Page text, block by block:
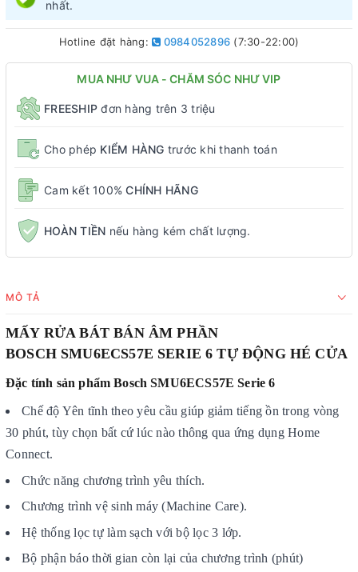
nhất.
Hotline đặt hàng: 0984052896 (7:30-22:00)
MUA NHƯ VUA - CHĂM SÓC NHƯ VIP
FREESHIP đơn hàng trên 3 triệu
Cho phép KIỂM HÀNG trước khi thanh toán
Cam kết 100% CHÍNH HÃNG
HOÀN TIỀN nếu hàng kém chất lượng.
MÔ TẢ
MẤY RỬA BÁT BÁN ÂM PHẦN
BOSCH SMU6ECS57E SERIE 6 TỰ ĐỘNG HÉ CỬA
Đặc tính sản phẩm Bosch SMU6ECS57E Serie 6
Chế độ Yên tĩnh theo yêu cầu giúp giảm tiếng ồn trong vòng
30 phút, tùy chọn bất cứ lúc nào thông qua ứng dụng Home
Connect.
Chức năng chương trình yêu thích.
Chương trình vệ sinh máy (Machine Care).
Hệ thống lọc tự làm sạch với bộ lọc 3 lớp.
Bộ phận báo thời gian còn lại của chương trình (phút)